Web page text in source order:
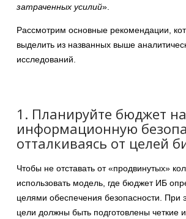
затраченных усилий».
Рассмотрим основные рекомендации,
выделить из названных выше
исследований.
1. Планируйте бюджет на
информационную
отталкиваясь от целей
Чтобы не отставать от «продвинутых»
использовать модель, где бюджет ИБ
целями обеспечения безопасности. При
цели должны быть подготовлены четкие